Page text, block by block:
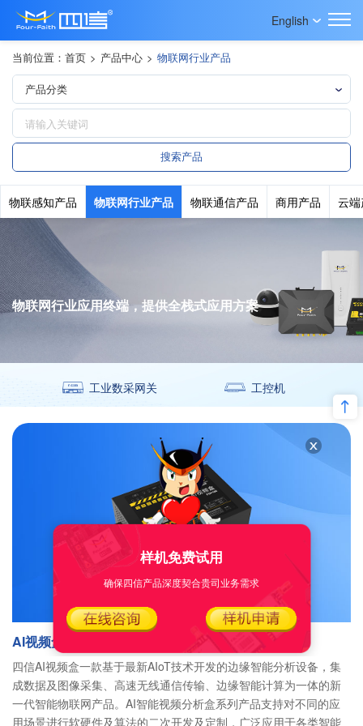
English
当前位置： 首页 > 产品中心 > 物联网行业产品
物联感知产品 物联网行业产品 物联通信产品 商用产品 云
物联网行业应用终端，提供全栈式应用方案
工业数采网关 工控机
AI视频盒
四信AI视频盒一款基于最新AIoT技术开发的边缘智能分析设备，集
成数据及图像采集、高速无线通信传输、边缘智能计算为一体的新
一代智能物联网产品。AI智能视频分析盒系列产品支持对不同的应
用场景进行软硬件及算法的二次开发及定制，广泛应用于各类智能
样机免费试用
确保四信产品深度契合贵司业务需求